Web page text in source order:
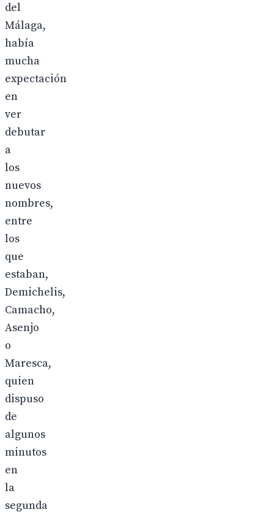
del
Málaga,
había
mucha
expectación
en
ver
debutar
a
los
nuevos
nombres,
entre
los
que
estaban,
Demichelis,
Camacho,
Asenjo
o
Maresca,
quien
dispuso
de
algunos
minutos
en
la
segunda